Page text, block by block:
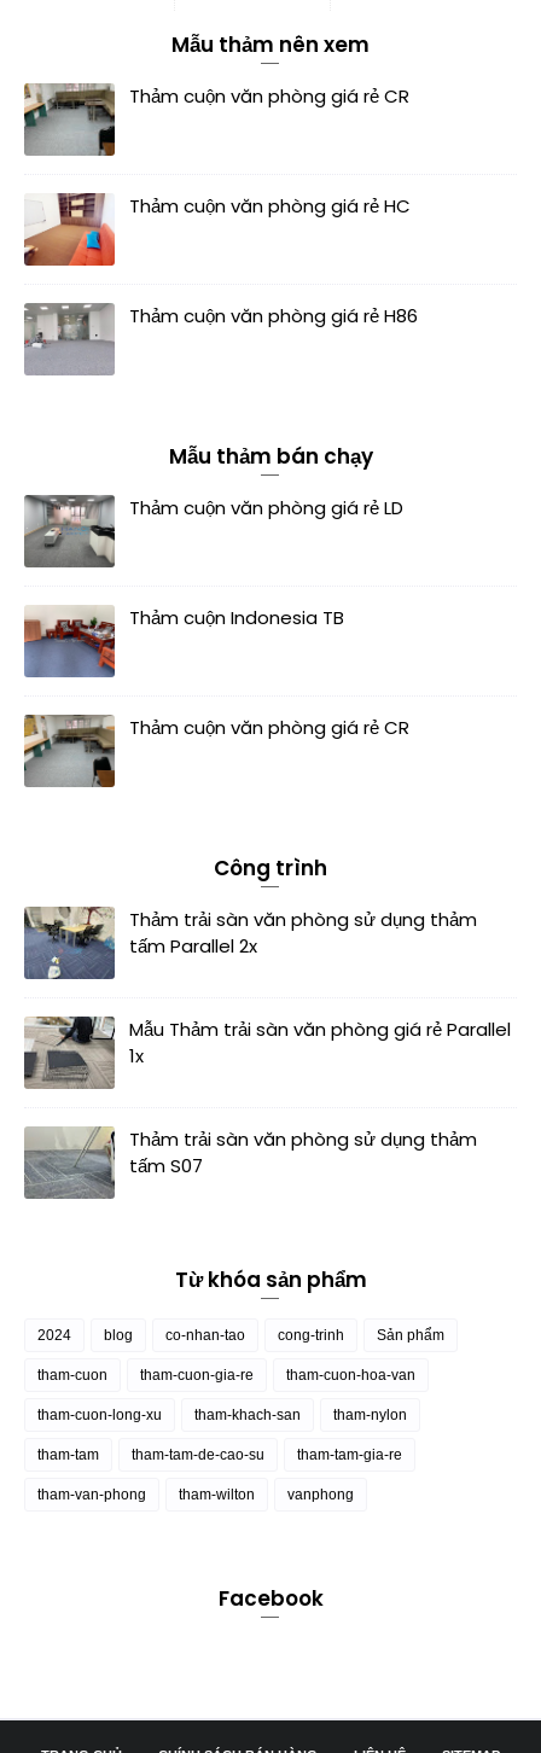
Mẫu thảm nên xem
Thảm cuộn văn phòng giá rẻ CR
Thảm cuộn văn phòng giá rẻ HC
Thảm cuộn văn phòng giá rẻ H86
Mẫu thảm bán chạy
Thảm cuộn văn phòng giá rẻ LD
Thảm cuộn Indonesia TB
Thảm cuộn văn phòng giá rẻ CR
Công trình
Thảm trải sàn văn phòng sử dụng thảm
tấm Parallel 2x
Mẫu Thảm trải sàn văn phòng giá rẻ Parallel
1x
Thảm trải sàn văn phòng sử dụng thảm
tấm S07
Từ khóa sản phẩm
2024 blog co-nhan-tao cong-trinh Sản phẩm
tham-cuon tham-cuon-gia-re tham-cuon-hoa-van
tham-cuon-long-xu tham-khach-san tham-nylon
tham-tam tham-tam-de-cao-su tham-tam-gia-re
tham-van-phong tham-wilton vanphong
Facebook